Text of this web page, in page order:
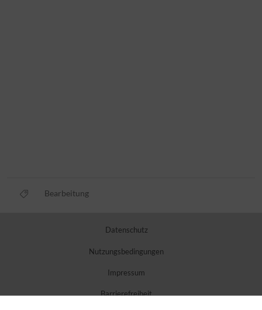
Bearbeitung
Datenschutz
Nutzungsbedingungen
Impressum
Barrierefreiheit